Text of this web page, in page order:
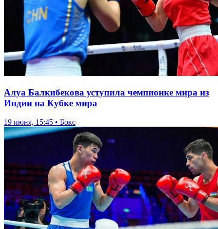
Алуа Балкибекова уступила чемпионке мира из
Индии на Кубке мира
19 июня, 15:45 • Бокс